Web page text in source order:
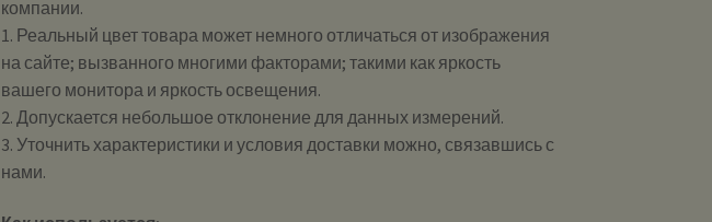
компании.
1. Реальный цвет товара может немного отличаться от изображения
на сайте; вызванного многими факторами; такими как яркость
вашего монитора и яркость освещения.
2. Допускается небольшое отклонение для данных измерений.
3. Уточнить характеристики и условия доставки можно, связавшись с
нами.